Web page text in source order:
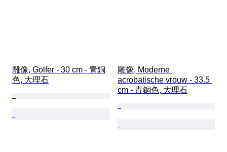
雕像, Golfer - 30 cm - 青銅
色, 大理石
雕像, Moderne
acrobatische vrouw - 33.5
cm - 青銅色, 大理石